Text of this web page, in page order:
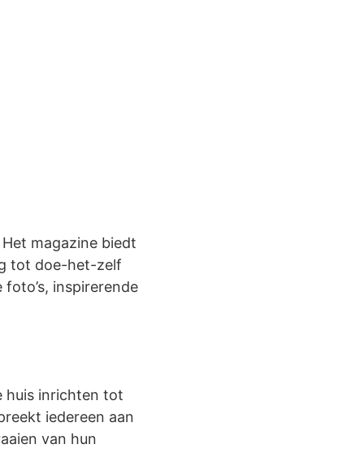
magazine biedt
tot doe-het-zelf
inspirerende
huis inrichten tot
iedereen aan
van hun